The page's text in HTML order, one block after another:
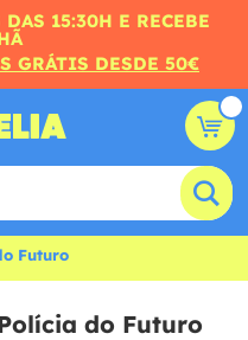
15:30H E RECEBE
GRÁTIS DESDE 50€
Futuro
do Futuro